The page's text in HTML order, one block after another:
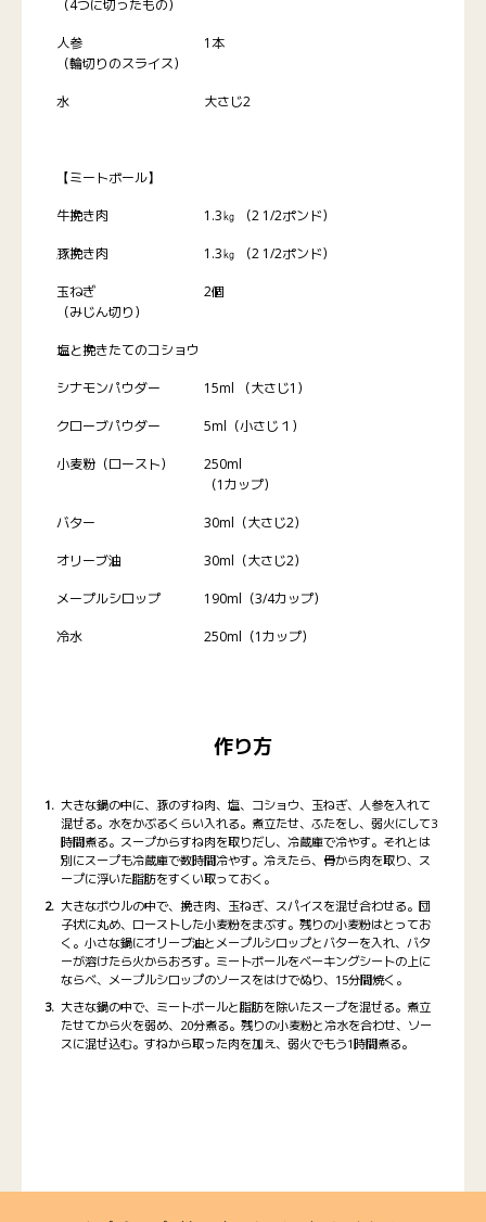
（4つに切ったもの）
人参
（輪切りのスライス）
1本
水 大さじ2
【ミートボール】
牛挽き肉 1.3㎏ （2 1/2ポンド）
豚挽き肉 1.3㎏ （2 1/2ポンド）
玉ねぎ
（みじん切り）
2個
塩と挽きたてのコショウ
シナモンパウダー 15ml （大さじ1）
クローブパウダー 5ml（小さじ１）
小麦粉（ロースト）
250ml
（1カップ）
バター 30ml（大さじ2）
オリーブ油 30ml（大さじ2）
メープルシロップ 190ml（3/4カップ）
冷水 250ml（1カップ）
作り方
大きな鍋の中に、豚のすね肉、塩、コショウ、玉ねぎ、人参を入れて
混ぜる。水をかぶるくらい入れる。煮立たせ、ふたをし、弱火にして3
時間煮る。スープからすね肉を取りだし、冷蔵庫で冷やす。それとは
別にスープも冷蔵庫で数時間冷やす。冷えたら、骨から肉を取り、ス
ープに浮いた脂肪をすくい取っておく。
大きなボウルの中で、挽き肉、玉ねぎ、スパイスを混ぜ合わせる。団
子状に丸め、ローストした小麦粉をまぶす。残りの小麦粉はとってお
く。小さな鍋にオリーブ油とメープルシロップとバターを入れ、バタ
ーが溶けたら火からおろす。ミートボールをベーキングシートの上に
ならべ、メープルシロップのソースをはけでぬり、15分間焼く。
大きな鍋の中で、ミートボールと脂肪を除いたスープを混ぜる。煮立
たせてから火を弱め、20分煮る。残りの小麦粉と冷水を合わせ、ソー
スに混ぜ込む。すねから取った肉を加え、弱火でもう1時間煮る。